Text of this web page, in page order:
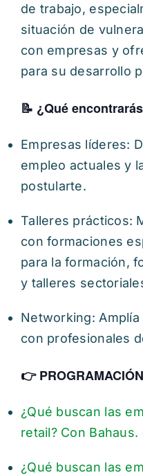
de trabajo,
situación de
con empresas y
para su desarrollo
📝 ¿Qué
Empresas líderes:
empleo actuales y
postularte.
Talleres prácticos:
con formaciones
para la formación,
y talleres
Networking:
con profesionales
👉​
¿Qué buscan las
retail? Con Bahaus.
¿Qué buscan las